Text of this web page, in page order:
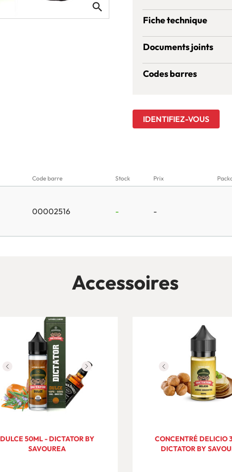
search
Fiche technique
Documents joints
Codes barres
IDENTIFIEZ-VOUS
Code barre Stock Prix
00002516 - -
Accessoires
DULCE 50ML - DICTATOR BY
SAVOUREA
CONCENTRÉ DELICIO
DICTATOR BY